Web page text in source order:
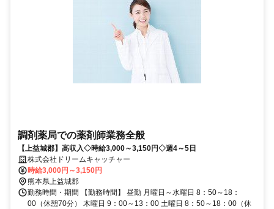
調剤薬局での薬剤師業務全般
【上益城郡】高収入◇時給3,000～3,150円◇週4～5日
株式会社ドリームキャッチャー
時給3,000円～3,150円
熊本県上益城郡
勤務時間・期間 【勤務時間】 昼勤 月曜日～水曜日 8：50～18：
00（休憩70分） 木曜日 9：00～13：00 土曜日 8：50～18：00（休